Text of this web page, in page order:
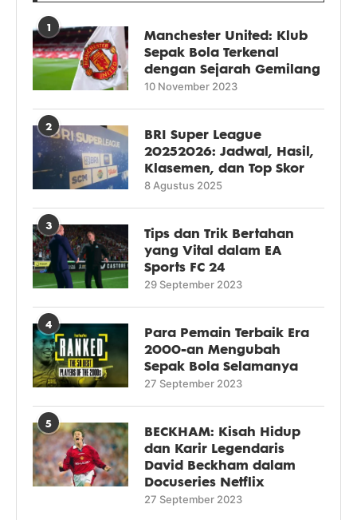
1
Manchester United: Klub
Sepak Bola Terkenal
dengan Sejarah Gemilang
10 November 2023
2
BRI Super League
20252026: Jadwal, Hasil,
Klasemen, dan Top Skor
8 Agustus 2025
3
Tips dan Trik Bertahan
yang Vital dalam EA
Sports FC 24
29 September 2023
4
Para Pemain Terbaik Era
2000-an Mengubah
Sepak Bola Selamanya
27 September 2023
5
BECKHAM: Kisah Hidup
dan Karir Legendaris
David Beckham dalam
Docuseries Netflix
27 September 2023